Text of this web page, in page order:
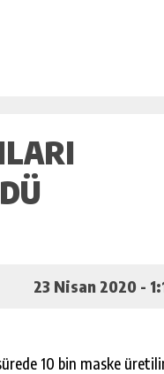
23 Nisan 2020 -
10 bin maske